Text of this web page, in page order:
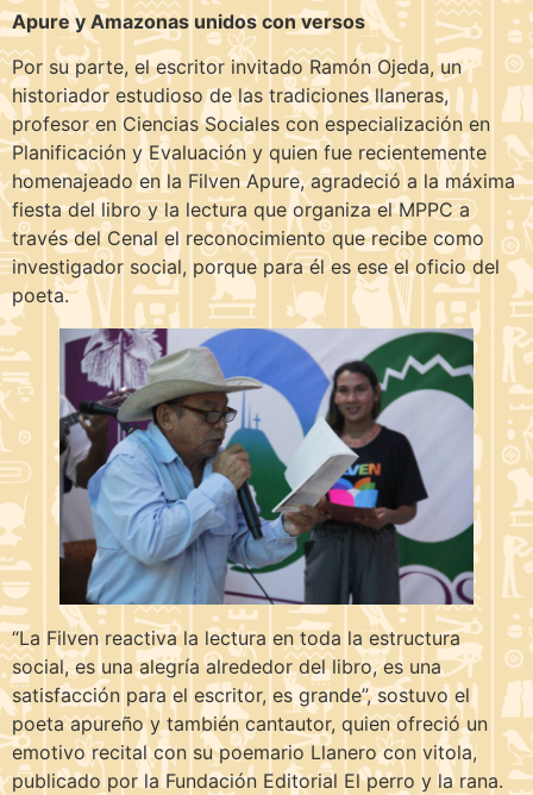
Apure y Amazonas unidos con versos
Por su parte, el escritor invitado Ramón Ojeda, un
historiador estudioso de las tradiciones llaneras,
profesor en Ciencias Sociales con especialización en
Planificación y Evaluación y quien fue recientemente
homenajeado en la Filven Apure, agradeció a la máxima
fiesta del libro y la lectura que organiza el MPPC a
través del Cenal el reconocimiento que recibe como
investigador social, porque para él es ese el oficio del
poeta.
“La Filven reactiva la lectura en toda la estructura
social, es una alegría alrededor del libro, es una
satisfacción para el escritor, es grande”, sostuvo el
poeta apureño y también cantautor, quien ofreció un
emotivo recital con su poemario Llanero con vitola,
publicado por la Fundación Editorial El perro y la rana.